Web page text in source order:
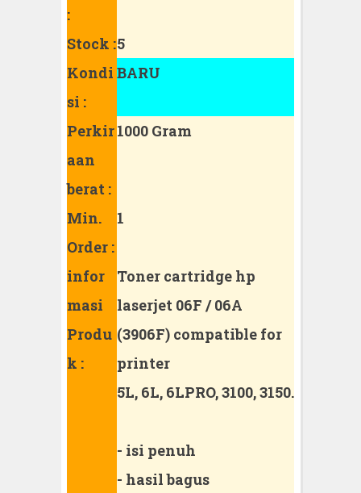
:
Stock :5
Kondi
si :
BARU
Perkir
aan
berat :
1000 Gram
Min.
Order :
1
infor
masi
Produ
k :
Toner cartridge hp
laserjet 06F / 06A
(3906F) compatible for
printer
5L, 6L, 6LPRO, 3100, 3150.
- isi penuh
- hasil bagus